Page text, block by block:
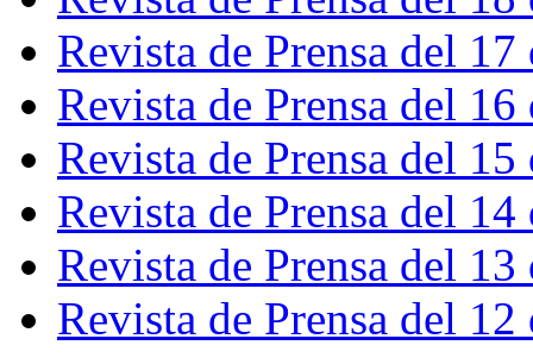
Revista de Prensa del
Revista de Prensa del
Revista de Prensa del
Revista de Prensa del
Revista de Prensa del
Revista de Prensa del